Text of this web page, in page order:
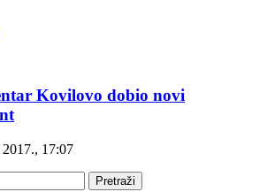
Kovilovo dobio novi
2017., 17:07
Pretraži